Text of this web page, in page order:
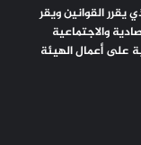
القوانين ويقر
والاجتماعية
على أعمال الهيئة